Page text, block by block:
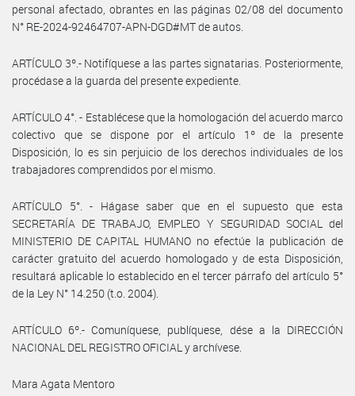
personal afectado, obrantes en las páginas 02/08 del documento
N° RE-2024-92464707-APN-DGD#MT de autos.
ARTÍCULO 3º.- Notifíquese a las partes signatarias. Posteriormente,
procédase a la guarda del presente expediente.
ARTÍCULO 4°. - Establécese que la homologación del acuerdo marco
colectivo que se dispone por el artículo 1º de la presente
Disposición, lo es sin perjuicio de los derechos individuales de los
trabajadores comprendidos por el mismo.
ARTÍCULO 5°. - Hágase saber que en el supuesto que esta
SECRETARÍA DE TRABAJO, EMPLEO Y SEGURIDAD SOCIAL del
MINISTERIO DE CAPITAL HUMANO no efectúe la publicación de
carácter gratuito del acuerdo homologado y de esta Disposición,
resultará aplicable lo establecido en el tercer párrafo del artículo 5°
de la Ley N° 14.250 (t.o. 2004).
ARTÍCULO 6º.- Comuníquese, publíquese, dése a la DIRECCIÓN
NACIONAL DEL REGISTRO OFICIAL y archívese.
Mara Agata Mentoro